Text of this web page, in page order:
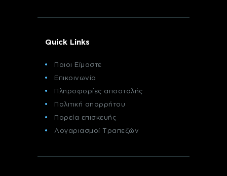
Quick Links
Ποιοι Είμαστε
Επικοινωνία
Πληροφορίες αποστολής
Πολιτική απορρήτου
Πορεία επισκευής
Λογαριασμοί Τραπεζών